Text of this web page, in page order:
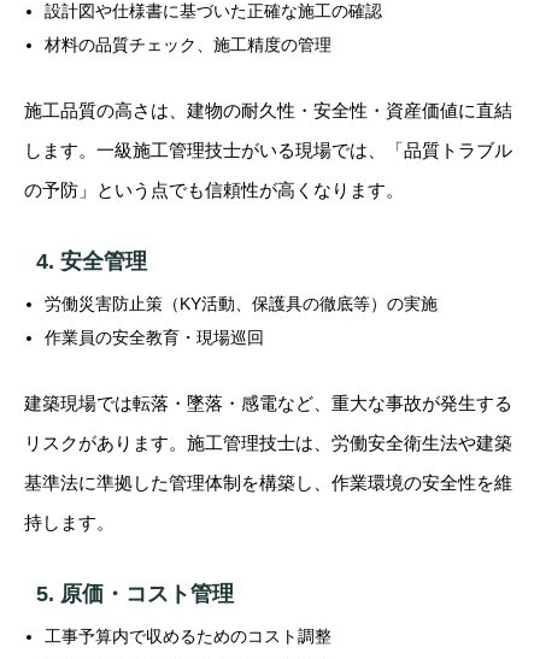
設計図や仕様書に基づいた正確な施工の確認
材料の品質チェック、施工精度の管理
施工品質の高さは、建物の耐久性・安全性・資産価値に直結
します。一級施工管理技士がいる現場では、「品質トラブル
の予防」という点でも信頼性が高くなります。
4. 安全管理
労働災害防止策（KY活動、保護具の徹底等）の実施
作業員の安全教育・現場巡回
建築現場では転落・墜落・感電など、重大な事故が発生する
リスクがあります。施工管理技士は、労働安全衛生法や建築
基準法に準拠した管理体制を構築し、作業環境の安全性を維
持します。
5. 原価・コスト管理
工事予算内で収めるためのコスト調整